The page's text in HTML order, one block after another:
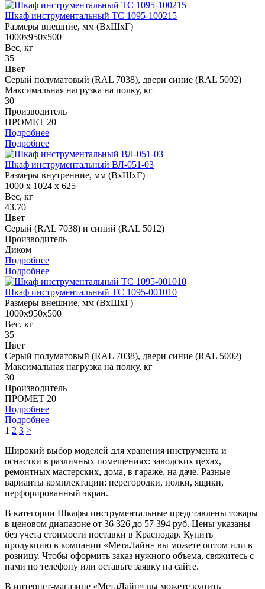
Шкаф инструментальный ТС 1095-100215
Размеры внешние, мм (ВхШхГ)
1000x950x500
Вес, кг
35
Цвет
Cерый полуматовый (RAL 7038), двери синие (RAL 5002)
Максимальная нагрузка на полку, кг
30
Производитель
ПРОМЕТ 20
Подробнее
Подробнее
Шкаф инструментальный ВЛ-051-03
Размеры внутренние, мм (ВхШхГ)
1000 x 1024 x 625
Вес, кг
43.70
Цвет
Серый (RAL 7038) и синий (RAL 5012)
Производитель
Диком
Подробнее
Подробнее
Шкаф инструментальный ТС 1095-001010
Размеры внешние, мм (ВхШхГ)
1000x950x500
Вес, кг
35
Цвет
Cерый полуматовый (RAL 7038), двери синие (RAL 5002)
Максимальная нагрузка на полку, кг
30
Производитель
ПРОМЕТ 20
Подробнее
Подробнее
1 2 3 >
Широкий выбор моделей для хранения инструмента и
оснастки в различных помещениях: заводских цехах,
ремонтных мастерских, дома, в гараже, на даче. Разные
варианты комплектации: перегородки, полки, ящики,
перфорированный экран.
В категории Шкафы инструментальные представлены товары
в ценовом диапазоне от 36 326 до 57 394 руб. Цены указаны
без учета стоимости поставки в Краснодар. Купить
продукцию в компании «МетаЛайн» вы можете оптом или в
розницу. Чтобы оформить заказ нужного объема, свяжитесь с
нами по телефону или оставьте заявку на сайте.
В интернет-магазине «МетаЛайн» вы можете купить